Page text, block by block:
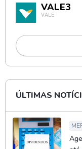
VALE3
VALE
ÚLTIMAS